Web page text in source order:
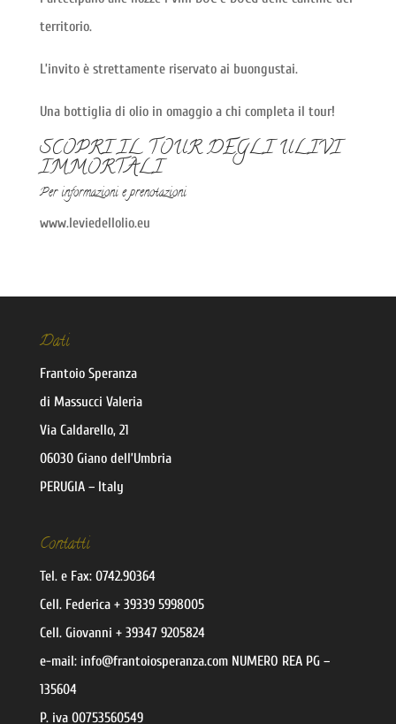
territorio.
L’invito è strettamente riservato ai buongustai.
Una bottiglia di olio in omaggio a chi completa il tour!
SCOPRI IL TOUR DEGLI ULIVI
IMMORTALI
Per informazioni e prenotazioni
www.leviedellolio.eu
Dati
Frantoio Speranza
di Massucci Valeria
Via Caldarello, 21
06030 Giano dell’Umbria
PERUGIA – Italy
Contatti
Tel. e Fax: 0742.90364
Cell. Federica + 39339 5998005
Cell. Giovanni + 39347 9205824
e-mail:
moc.aznarepsoiotnarf
@ofni
NUMERO REA PG –
135604
P. iva 00753560549